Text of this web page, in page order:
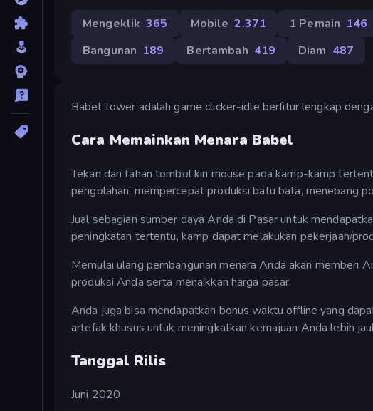
Mengeklik 365 Mobile 2.371 1 Pemain 146
Bangunan 189 Bertambah 419 Diam 487
Babel Tower adalah game clicker-idle berfitur lengkap
Cara Memainkan Menara Babel
Tekan dan tahan tombol kiri mouse pada kamp-kamp
pengolahan, mempercepat produksi batu bata, menebang
Jual sebagian sumber daya Anda di Pasar untuk
peningkatan tertentu, kamp dapat melakukan pekerjaan/
Memulai ulang pembangunan menara Anda akan memberi
produksi Anda serta menaikkan harga pasar.
Anda juga bisa mendapatkan bonus waktu offline yang
artefak khusus untuk meningkatkan kemajuan Anda lebih
Tanggal Rilis
Juni 2020